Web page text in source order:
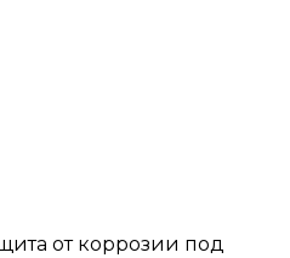
от коррозии под